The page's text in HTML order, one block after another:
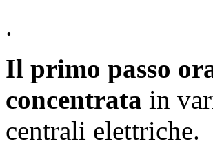
.
Il primo passo
concentrata in
centrali elettriche.